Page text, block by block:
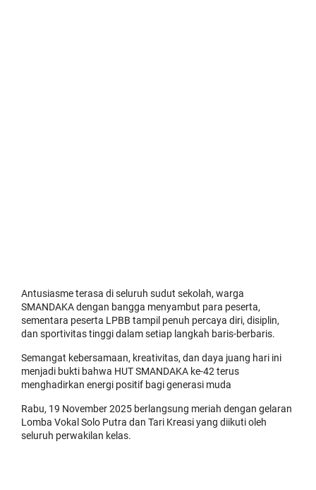
Antusiasme terasa di seluruh sudut sekolah, warga
SMANDAKA dengan bangga menyambut para peserta,
sementara peserta LPBB tampil penuh percaya diri, disiplin,
dan sportivitas tinggi dalam setiap langkah baris-berbaris.
Semangat kebersamaan, kreativitas, dan daya juang hari ini
menjadi bukti bahwa HUT SMANDAKA ke-42 terus
menghadirkan energi positif bagi generasi muda
Rabu, 19 November 2025 berlangsung meriah dengan gelaran
Lomba Vokal Solo Putra dan Tari Kreasi yang diikuti oleh
seluruh perwakilan kelas.